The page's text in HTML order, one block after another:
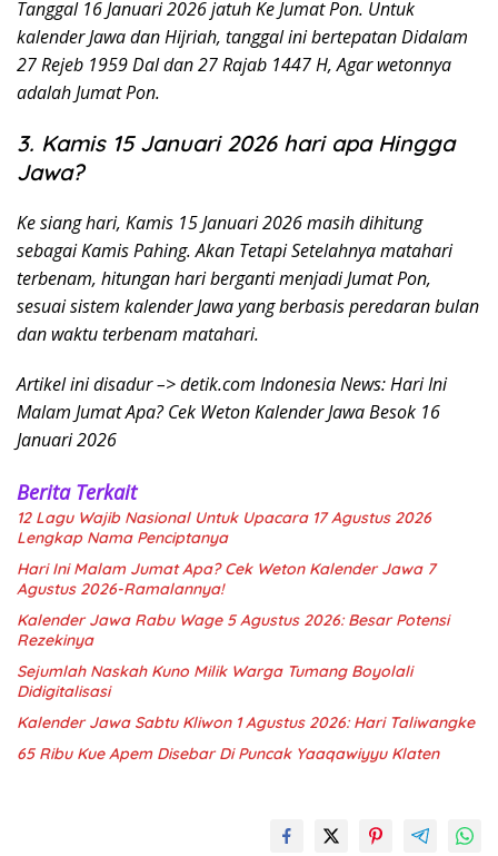
Tanggal 16 Januari 2026 jatuh Ke Jumat Pon. Untuk
kalender Jawa dan Hijriah, tanggal ini bertepatan Didalam
27 Rejeb 1959 Dal dan 27 Rajab 1447 H, Agar wetonnya
adalah Jumat Pon.
3. Kamis 15 Januari 2026 hari apa Hingga
Jawa?
Ke siang hari, Kamis 15 Januari 2026 masih dihitung
sebagai Kamis Pahing. Akan Tetapi Setelahnya matahari
terbenam, hitungan hari berganti menjadi Jumat Pon,
sesuai sistem kalender Jawa yang berbasis peredaran bulan
dan waktu terbenam matahari.
Artikel ini disadur –> detik.com Indonesia News: Hari Ini
Malam Jumat Apa? Cek Weton Kalender Jawa Besok 16
Januari 2026
Berita Terkait
12 Lagu Wajib Nasional Untuk Upacara 17 Agustus 2026
Lengkap Nama Penciptanya
Hari Ini Malam Jumat Apa? Cek Weton Kalender Jawa 7
Agustus 2026-Ramalannya!
Kalender Jawa Rabu Wage 5 Agustus 2026: Besar Potensi
Rezekinya
Sejumlah Naskah Kuno Milik Warga Tumang Boyolali
Didigitalisasi
Kalender Jawa Sabtu Kliwon 1 Agustus 2026: Hari Taliwangke
65 Ribu Kue Apem Disebar Di Puncak Yaaqawiyyu Klaten